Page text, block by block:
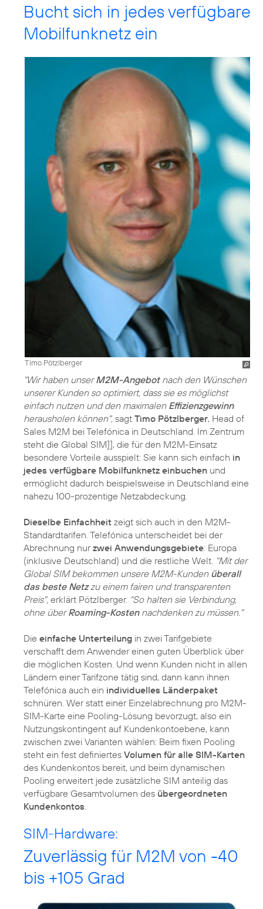
Bucht sich in jedes verfügbare
Mobilfunknetz ein
Timo Pötzlberger
"Wir haben unserM2M-Angebotnach den Wünschen
unserer Kunden so optimiert, dass sie es möglichst
einfach nutzen und den maximalen Effizienzgewinn
herausholen können", sagt Timo Pötzlberger, Head of
Sales M2M bei Telefónica in Deutschland. Im Zentrum
steht die Global SIM]], die für den M2M-Einsatz
besondere Vorteile ausspielt: Sie kann sich einfach in
jedes verfügbare Mobilfunknetz einbuchen und
ermöglicht dadurch beispielsweise in Deutschland eine
nahezu 100-prozentige Netzabdeckung.
Dieselbe Einfachheit zeigt sich auch in den M2M-
Standardtarifen. Telefónica unterscheidet bei der
Abrechnung nurzwei Anwendungsgebiete: Europa
(inklusive Deutschland) und die restliche Welt. "Mit der
Global SIM bekommen unsere M2M-Kunden überall
das beste Netzzu einem fairen und transparenten
Preis", erklärt Pötzlberger. "So halten sie Verbindung,
ohne überRoaming-Kostennachdenken zu müssen."
Die einfache Unterteilung in zwei Tarifgebiete
verschafft dem Anwender einen guten Überblick über
die möglichen Kosten. Und wenn Kunden nicht in allen
Ländern einer Tarifzone tätig sind, dann kann ihnen
Telefónica auch ein individuelles Länderpaket
schnüren. Wer statt einer Einzelabrechnung pro M2M-
SIM-Karte eine Pooling-Lösung bevorzugt, also ein
Nutzungskontingent auf Kundenkontoebene, kann
zwischen zwei Varianten wählen: Beim fixen Pooling
steht ein fest definiertes Volumen für alle SIM-Karten
des Kundenkontos bereit, und beim dynamischen
Pooling erweitert jede zusätzliche SIM anteilig das
verfügbare Gesamtvolumen des übergeordneten
Kundenkontos
SIM-Hardware:
Zuverlässig für M2M von -40
bis +105 Grad